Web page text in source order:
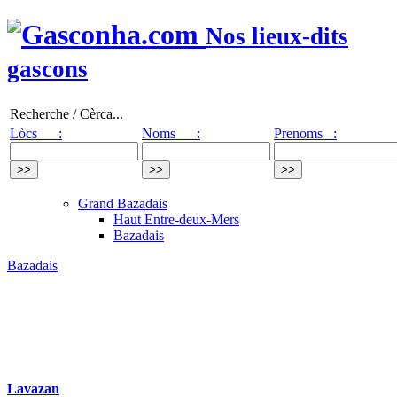
Nos lieux-dits
gascons
Recherche / Cèrca...
Lòcs :
Noms : Prenoms :
Grand Bazadais
Haut Entre-deux-Mers
Bazadais
Bazadais
Lavazan